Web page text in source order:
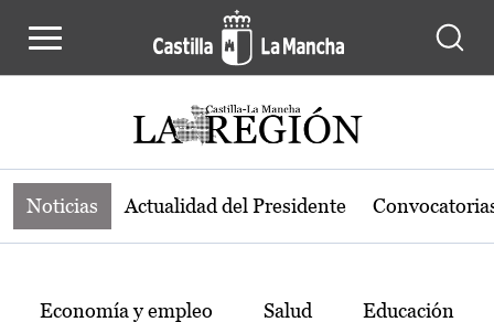
Noticias de la región de Castilla-La
Noticias Actualidad del Presidente
Temas
Economía y empleo Salud Educación